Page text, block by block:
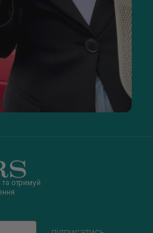
та отримуй